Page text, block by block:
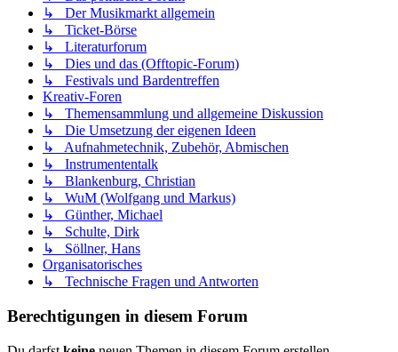
↳ Der Musikmarkt allgemein
↳ Ticket-Börse
↳ Literaturforum
↳ Dies und das (Offtopic-Forum)
↳ Festivals und Bardentreffen
Kreativ-Foren
↳ Themensammlung und allgemeine Diskussion
↳ Die Umsetzung der eigenen Ideen
↳ Aufnahmetechnik, Zubehör, Abmischen
↳ Instrumententalk
↳ Blankenburg, Christian
↳ WuM (Wolfgang und Markus)
↳ Günther, Michael
↳ Schulte, Dirk
↳ Söllner, Hans
Organisatorisches
↳ Technische Fragen und Antworten
Berechtigungen in diesem Forum